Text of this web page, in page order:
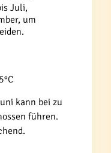
Juli,
um
kann bei zu
führen.